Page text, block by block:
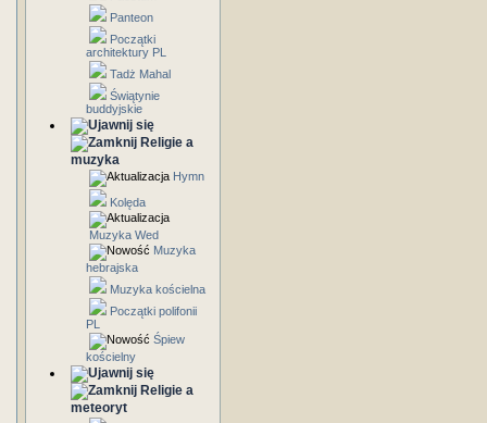
Panteon
Początki
architektury PL
Tadż Mahal
Świątynie
buddyjskie
Religie a
muzyka
Hymn
Kolęda
Muzyka Wed
Muzyka
hebrajska
Muzyka kościelna
Początki polifonii
PL
Śpiew
kościelny
Religie a
meteoryt